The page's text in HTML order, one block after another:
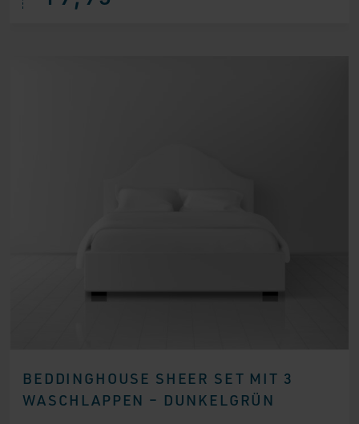
BEDDINGHOUSE SHEER SET MIT 3
WASCHLAPPEN – DUNKELGRÜN